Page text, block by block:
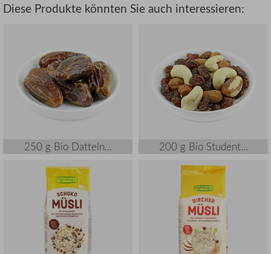
Diese Produkte könnten Sie auch interessieren:
250 g Bio Datteln... 200 g Bio Student...